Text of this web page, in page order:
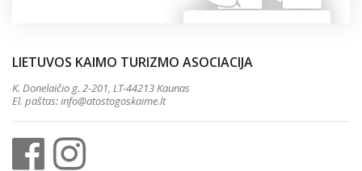
LIETUVOS KAIMO TURIZMO ASOCIACIJA
K. Donelaičio g. 2-201, LT-44213 Kaunas
El. paštas:info@atostogoskaime.lt